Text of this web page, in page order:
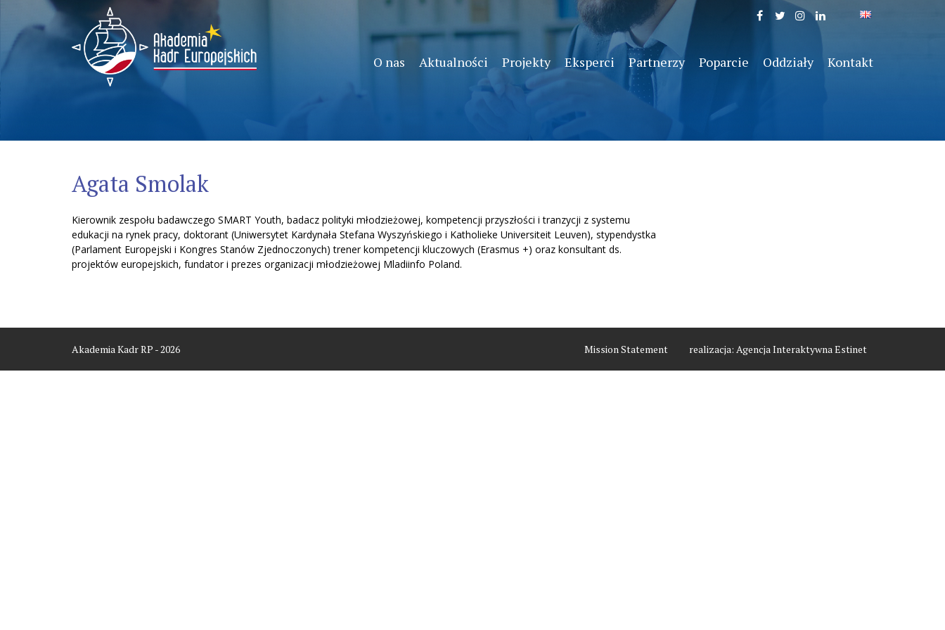
O nas Aktualności Projekty Eksperci Partnerzy Poparcie Oddziały Kontakt
Agata Smolak
Kierownik zespołu badawczego SMART Youth, badacz polityki młodzieżowej, kompetencji przyszłości i tranzycji z systemu
edukacji na rynek pracy, doktorant (Uniwersytet Kardynała Stefana Wyszyńskiego i Katholieke Universiteit Leuven), stypendystka
(Parlament Europejski i Kongres Stanów Zjednoczonych) trener kompetencji kluczowych (Erasmus +) oraz konsultant ds.
projektów europejskich, fundator i prezes organizacji młodzieżowej Mladiinfo Poland.
Akademia Kadr RP - 2026 Mission Statement realizacja: Agencja Interaktywna Estinet